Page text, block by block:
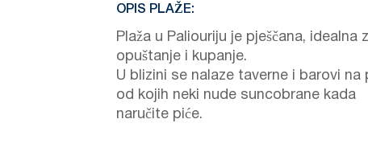
OPIS PLAŽE:
Plaža u Paliouriju je pješčana, idealna
opuštanje i kupanje.
U blizini se nalaze taverne i barovi na
od kojih neki nude suncobrane kada
naručite piće.